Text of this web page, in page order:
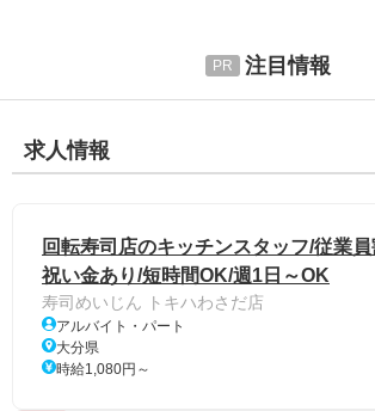
注目情報
求人情報
回転寿司店のキッチンスタッフ/従業
祝い金あり/短時間OK/週1日～OK
寿司めいじん トキハわさだ店
アルバイト・パート
大分県
時給1,080円～